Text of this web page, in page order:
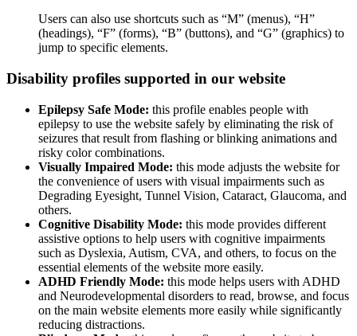
Users can also use shortcuts such as “M” (menus), “H”
(headings), “F” (forms), “B” (buttons), and “G” (graphics) to
jump to specific elements.
Disability profiles supported in our website
Epilepsy Safe Mode: this profile enables people with
epilepsy to use the website safely by eliminating the risk of
seizures that result from flashing or blinking animations and
risky color combinations.
Visually Impaired Mode: this mode adjusts the website for
the convenience of users with visual impairments such as
Degrading Eyesight, Tunnel Vision, Cataract, Glaucoma, and
others.
Cognitive Disability Mode: this mode provides different
assistive options to help users with cognitive impairments
such as Dyslexia, Autism, CVA, and others, to focus on the
essential elements of the website more easily.
ADHD Friendly Mode: this mode helps users with ADHD
and Neurodevelopmental disorders to read, browse, and focus
on the main website elements more easily while significantly
reducing distractions.